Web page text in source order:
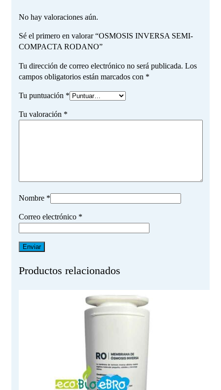
No hay valoraciones aún.
Sé el primero en valorar “OSMOSIS INVERSA SEMI-
COMPACTA RODANO”
Tu dirección de correo electrónico no será publicada. Los
campos obligatorios están marcados con *
Tu puntuación *
Tu valoración *
Nombre *
Correo electrónico *
Productos relacionados